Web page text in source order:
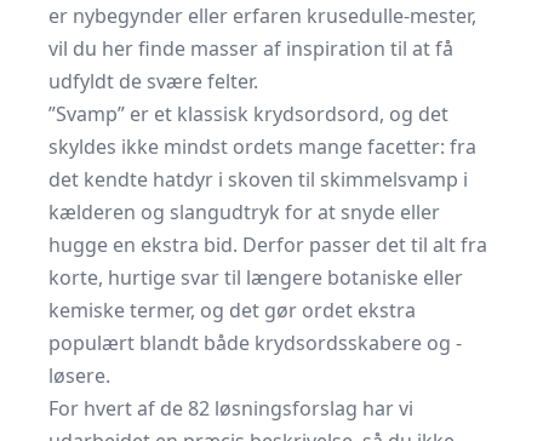
er nybegynder eller erfaren krusedulle-mester,
vil du her finde masser af inspiration til at få
udfyldt de svære felter.
”Svamp” er et klassisk krydsordsord, og det
skyldes ikke mindst ordets mange facetter: fra
det kendte hatdyr i skoven til skimmelsvamp i
kælderen og slangudtryk for at snyde eller
hugge en ekstra bid. Derfor passer det til alt fra
korte, hurtige svar til længere botaniske eller
kemiske termer, og det gør ordet ekstra
populært blandt både krydsordsskabere og -
løsere.
For hvert af de 82 løsningsforslag har vi